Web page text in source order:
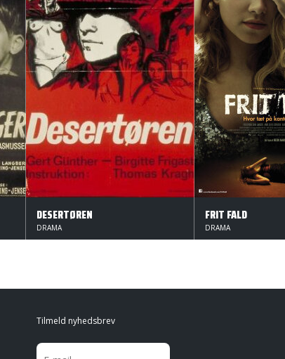
DESERTØREN
DRAMA
FRIT FALD
DRAMA
Tilmeld nyhedsbrev